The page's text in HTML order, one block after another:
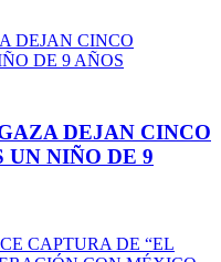
DEJAN CINCO
UN NIÑO DE 9